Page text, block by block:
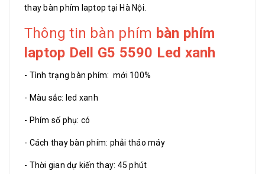
thay bàn phím laptop tại Hà Nội.
Thông tin bàn phím bàn phím
laptop Dell G5 5590 Led xanh
- Tình trạng bàn phím: mới 100%
- Màu sắc: led xanh
- Phím số phụ: có
- Cách thay bàn phím: phải tháo máy
- Thời gian dự kiến thay: 45 phút